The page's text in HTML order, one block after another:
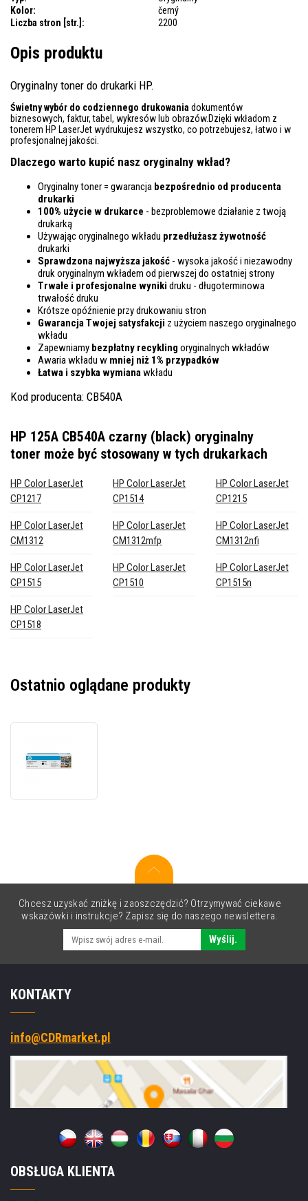
Kolor:
černý
Liczba stron [str.]:
2200
Opis produktu
Oryginalny toner do drukarki HP.
Świetny wybór do codziennego drukowania dokumentów
biznesowych, faktur, tabel, wykresów lub obrazów.Dzięki wkładom z
tonerem HP LaserJet wydrukujesz wszystko, co potrzebujesz, łatwo i w
profesjonalnej jakości.
Dlaczego warto kupić nasz oryginalny wkład?
Oryginalny toner = gwarancja bezpośrednio od producenta
drukarki
100% użycie w drukarce - bezproblemowe działanie z twoją
drukarką
Używając oryginalnego wkładu przedłużasz żywotność
drukarki
Sprawdzona najwyższa jakość - wysoka jakość i niezawodny
druk oryginalnym wkładem od pierwszej do ostatniej strony
Trwałe i profesjonalne wyniki druku - długoterminowa
trwałość druku
Krótsze opóźnienie przy drukowaniu stron
Gwarancja Twojej satysfakcji z użyciem naszego oryginalnego
wkładu
Zapewniamy bezpłatny recykling oryginalnych wkładów
Awaria wkładu w mniej niż 1% przypadków
Łatwa i szybka wymianawkładu
Kod producenta: CB540A
HP 125A CB540A czarny (black) oryginalny
toner może być stosowany w tych drukarkach
HP Color LaserJet
CP1217
HP Color LaserJet
CP1514
HP Color LaserJet
CP1215
HP Color LaserJet
CM1312
HP Color LaserJet
CM1312mfp
HP Color LaserJet
CM1312nfi
HP Color LaserJet
CP1515
HP Color LaserJet
CP1510
HP Color LaserJet
CP1515n
HP Color LaserJet
CP1518
Ostatnio oglądane produkty
(black)
Chcesz uzyskać zniżkę i zaoszczędzić? Otrzymywać ciekawe
wskazówki i instrukcje? Zapisz się do naszego newslettera.
Wyślij.
KONTAKTY
info@CDRmarket.pl
OBSŁUGA KLIENTA